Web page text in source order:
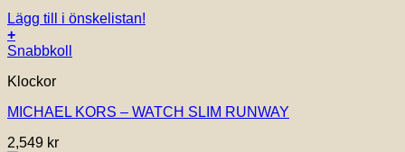
Lägg till i önskelistan!
+
Snabbkoll
Klockor
MICHAEL KORS – WATCH SLIM RUNWAY
2,549 kr